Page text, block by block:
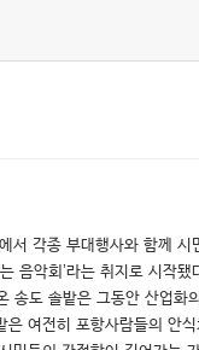
서 각종 부대행사와 함께 시
음악회’라는 취지로 시작
도 솔밭은 그동안 산업화
은 여전히 포항사람들의